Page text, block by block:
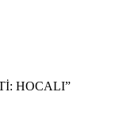
HOCALI”